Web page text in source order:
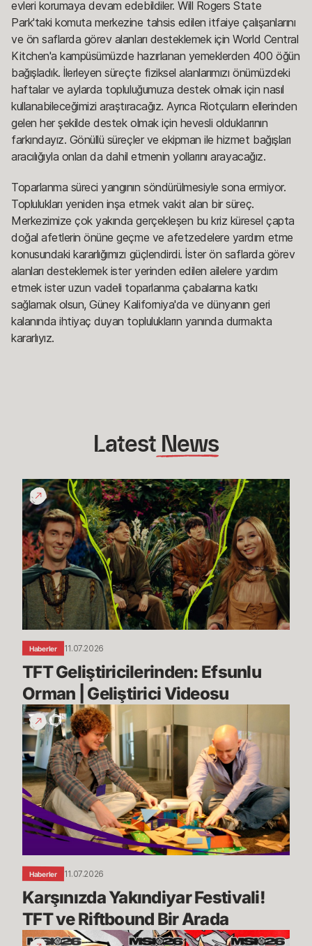
evleri korumaya devam edebildiler. Will Rogers State
Park'taki komuta merkezine tahsis edilen itfaiye çalışanlarını
ve ön saflarda görev alanları desteklemek için World Central
Kitchen'a kampüsümüzde hazırlanan yemeklerden 400 öğün
bağışladık. İlerleyen süreçte fiziksel alanlarımızı önümüzdeki
haftalar ve aylarda topluluğumuza destek olmak için nasıl
kullanabileceğimizi araştıracağız. Ayrıca Riotçuların ellerinden
gelen her şekilde destek olmak için hevesli olduklarının
farkındayız. Gönüllü süreçler ve ekipman ile hizmet bağışları
aracılığıyla onları da dahil etmenin yollarını arayacağız.
Toparlanma süreci yangının söndürülmesiyle sona ermiyor.
Toplulukları yeniden inşa etmek vakit alan bir süreç.
Merkezimize çok yakında gerçekleşen bu kriz küresel çapta
doğal afetlerin önüne geçme ve afetzedelere yardım etme
konusundaki kararlığımızı güçlendirdi. İster ön saflarda görev
alanları desteklemek ister yerinden edilen ailelere yardım
etmek ister uzun vadeli toparlanma çabalarına katkı
sağlamak olsun, Güney Kaliforniya'da ve dünyanın geri
kalanında ihtiyaç duyan toplulukların yanında durmakta
kararlıyız.
Latest News
TFT
Geliştiricilerinden:
Efsunlu
Orman
|
Geliştirici
Videosu
Haberler 11.07.2026
TFT Geliştiricilerinden: Efsunlu
Orman | Geliştirici Videosu
Karşınızda
Yakındiyar
Festivali!
TFT
ve
Riftbound
Bir
Arada
Haberler 11.07.2026
Karşınızda Yakındiyar Festivali!
TFT ve Riftbound Bir Arada
Kararını